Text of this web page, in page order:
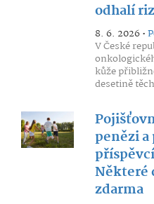
odhalí
8. 6. 2026 •
V České
kůže
desetině
penězi a
Některé
zdarma